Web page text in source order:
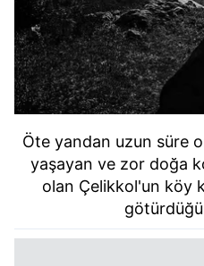
Öte yandan uzun süre
yaşayan ve zor doğa
olan Çelikkol'un köy